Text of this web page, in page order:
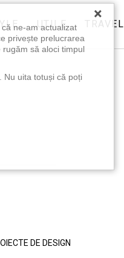
UTILE TRAVEL
DE DESIGN
×
ne-am actualizat
privește prelucrarea
să aloci timpul
Nu uita totuși că poți